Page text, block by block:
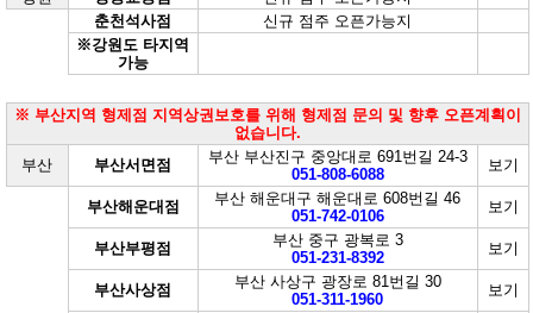
춘천석사점
신규 점주 오픈가능지
※강원도 타지역
가능
※ 부산지역 형제점 지역상권보호를 위해 형제점 문의 및 향후 오픈계획이
없습니다.
부산
부산서면점
부산 부산진구 중앙대로 691번길 24-3
051-808-6088
보기
부산해운대점
부산 해운대구 해운대로 608번길 46
051-742-0106
보기
부산부평점
부산 중구 광복로 3
051-231-8392
보기
부산사상점
부산 사상구 광장로 81번길 30
051-311-1960
보기